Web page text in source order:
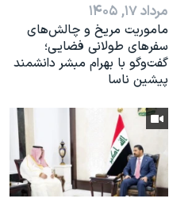
مرداد ۱۷, ۱۴۰۵
ماموریت مریخ و چالش‌های
سفرهای طولانی فضایی؛
گفت‌وگو با بهرام مبشر دانشمند
پیشین ناسا